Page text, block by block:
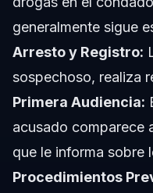
generalmente sigue
Arresto y Registro:
sospechoso, realiza
Primera Audiencia:
acusado comparece
que le informa sobre
Procedimientos